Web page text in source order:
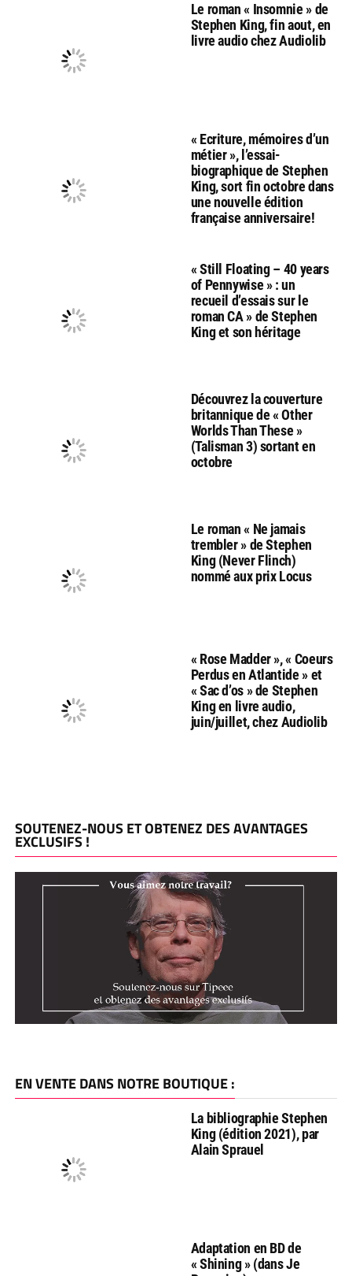
Le roman « Insomnie » de
Stephen King, fin aout, en
livre audio chez Audiolib
« Ecriture, mémoires d’un
métier », l’essai-
biographique de Stephen
King, sort fin octobre dans
une nouvelle édition
française anniversaire!
« Still Floating – 40 years
of Pennywise » : un
recueil d’essais sur le
roman CA » de Stephen
King et son héritage
Découvrez la couverture
britannique de « Other
Worlds Than These »
(Talisman 3) sortant en
octobre
Le roman « Ne jamais
trembler » de Stephen
King (Never Flinch)
nommé aux prix Locus
« Rose Madder », « Coeurs
Perdus en Atlantide » et
« Sac d’os » de Stephen
King en livre audio,
juin/juillet, chez Audiolib
SOUTENEZ-NOUS ET OBTENEZ DES AVANTAGES
EXCLUSIFS !
EN VENTE DANS NOTRE BOUTIQUE :
La bibliographie Stephen
King (édition 2021), par
Alain Sprauel
Adaptation en BD de
« Shining » (dans Je